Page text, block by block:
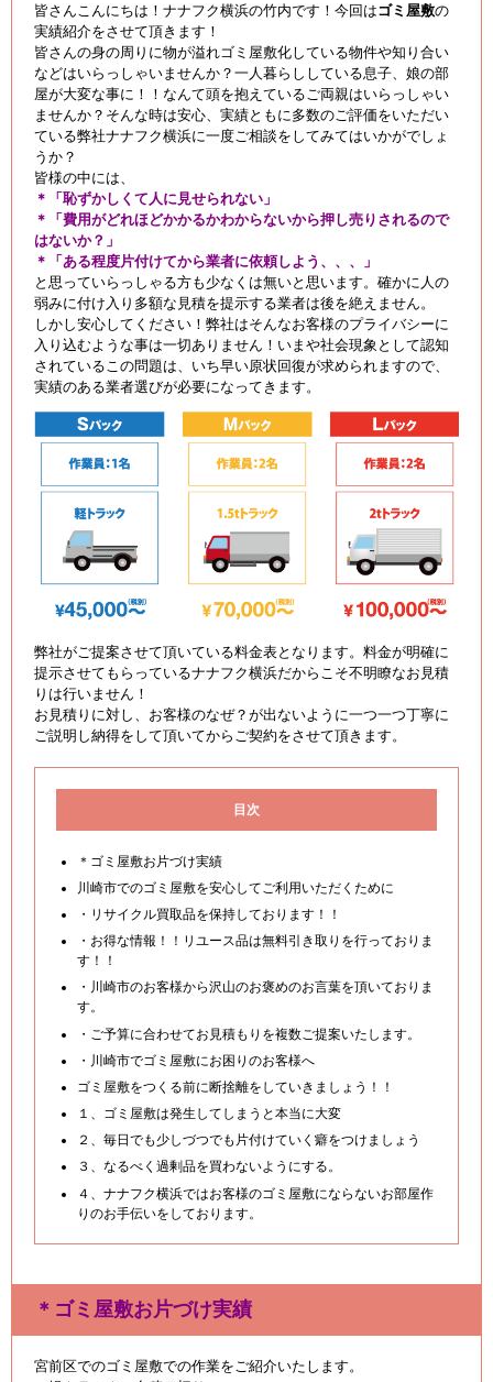
皆さんこんにちは！ナナフク横浜の竹内です！今回はゴミ屋敷の
実績紹介をさせて頂きます！
皆さんの身の周りに物が溢れゴミ屋敷化している物件や知り合い
などはいらっしゃいませんか？一人暮らししている息子、娘の部
屋が大変な事に！！なんて頭を抱えているご両親はいらっしゃい
ませんか？そんな時は安心、実績ともに多数のご評価をいただい
ている弊社ナナフク横浜に一度ご相談をしてみてはいかがでしょ
うか？
皆様の中には、
＊「恥ずかしくて人に見せられない」
＊「費用がどれほどかかるかわからないから押し売りされるので
はないか？」
＊「ある程度片付けてから業者に依頼しよう、、、」
と思っていらっしゃる方も少なくは無いと思います。確かに人の
弱みに付け入り多額な見積を提示する業者は後を絶えません。
しかし安心してください！弊社はそんなお客様のプライバシーに
入り込むような事は一切ありません！いまや社会現象として認知
されているこの問題は、いち早い原状回復が求められますので、
実績のある業者選びが必要になってきます。
弊社がご提案させて頂いている料金表となります。料金が明確に
提示させてもらっているナナフク横浜だからこそ不明瞭なお見積
りは行いません！
お見積りに対し、お客様のなぜ？が出ないように一つ一つ丁寧に
ご説明し納得をして頂いてからご契約をさせて頂きます。
目次
＊ゴミ屋敷お片づけ実績
川崎市でのゴミ屋敷を安心してご利用いただくために
・リサイクル買取品を保持しております！！
・お得な情報！！リユース品は無料引き取りを行っておりま
す！！
・川崎市のお客様から沢山のお褒めのお言葉を頂いておりま
す。
・ご予算に合わせてお見積もりを複数ご提案いたします。
・川崎市でゴミ屋敷にお困りのお客様へ
ゴミ屋敷をつくる前に断捨離をしていきましょう！！
１、ゴミ屋敷は発生してしまうと本当に大変
２、毎日でも少しづつでも片付けていく癖をつけましょう
３、なるべく過剰品を買わないようにする。
４、ナナフク横浜ではお客様のゴミ屋敷にならないお部屋作
りのお手伝いをしております。
＊ゴミ屋敷お片づけ実績
宮前区でのゴミ屋敷での作業をご紹介いたします。